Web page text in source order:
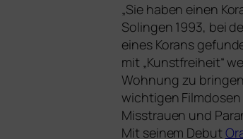
„Sie haben einen
Solingen 1993, bei
eines Korans
mit „Kunstfreiheit“
Wohnung zu
wich­ti­gen
Misstrauen und
Mit sei­nem Debut